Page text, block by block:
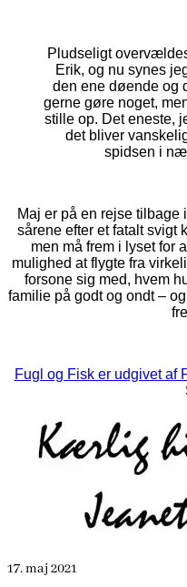
Pludseligt
Erik, og nu synes
den ene døende og
gerne gøre noget,
stille op. Det eneste,
det bliver
spidsen i
Maj er på en rejse tilbage
sårene efter et fatalt svigt
men må frem i lyset for
mulighed at flygte fra
forsone sig med, hvem
familie på godt og ondt –
Fugl og Fisk er udgivet af
17. maj 2021